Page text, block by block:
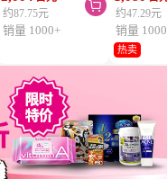
30ml【第2类医药
品】 3个装
约87.75元

销量 1000+
【第2类
【寒冷地
冻结】
约47.29元
销量
热卖